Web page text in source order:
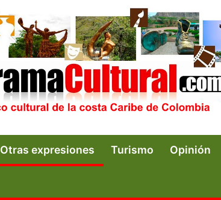
Otras expresiones Turismo Opinión